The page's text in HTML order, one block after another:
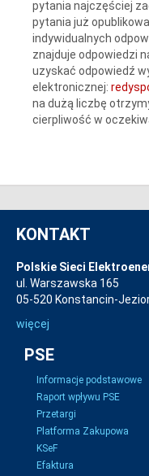
pytania najczęściej
pytania już
indywidualnych
znajduje odpowiedzi
uzyskać odpowiedź
elektronicznej:
na dużą liczbę
cierpliwość w
KONTAKT
Polskie Sieci
ul. Warszawska 165
05-520 Konstancin-
więcej
PSE
Informacje podstawowe
Raport wpływu PSE
Przetargi
Platforma Zakupowa
KSeF
Efaktura